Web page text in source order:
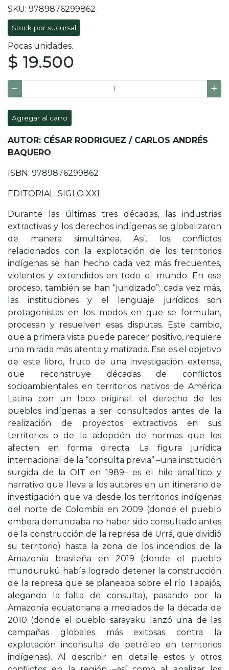
SKU: 9789876299862
Stock por sucursal
Pocas unidades.
$ 19.500
Agregar al carro
AUTOR: CÉSAR RODRIGUEZ / CARLOS ANDRÉS
BAQUERO
ISBN: 9789876299862
EDITORIAL: SIGLO XXI
Durante las últimas tres décadas, las industrias
extractivas y los derechos indígenas se globalizaron
de manera simultánea. Así, los conflictos
relacionados con la explotación de los territorios
indígenas se han hecho cada vez más frecuentes,
violentos y extendidos en todo el mundo. En ese
proceso, también se han “juridizado”: cada vez más,
las instituciones y el lenguaje jurídicos son
protagonistas en los modos en que se formulan,
procesan y resuelven esas disputas. Este cambio,
que a primera vista puede parecer positivo, requiere
una mirada más atenta y matizada. Ese es el objetivo
de este libro, fruto de una investigación extensa,
que reconstruye décadas de conflictos
socioambientales en territorios nativos de América
Latina con un foco original: el derecho de los
pueblos indígenas a ser consultados antes de la
realización de proyectos extractivos en sus
territorios o de la adopción de normas que los
afecten en forma directa. La figura jurídica
internacional de la “consulta previa” –una institución
surgida de la OIT en 1989– es el hilo analítico y
narrativo que lleva a los autores en un itinerario de
investigación que va desde los territorios indígenas
del norte de Colombia en 2009 (donde el pueblo
embera denunciaba no haber sido consultado antes
de la construcción de la represa de Urrá, que dividió
su territorio) hasta la zona de los incendios de la
Amazonía brasileña en 2019 (donde el pueblo
mundurukú había logrado detener la construcción
de la represa que se planeaba sobre el río Tapajós,
alegando la falta de consulta), pasando por la
Amazonía ecuatoriana a mediados de la década de
2010 (donde el pueblo sarayaku lanzó una de las
campañas globales más exitosas contra la
explotación inconsulta de petróleo en territorios
indígenas). Al describir en detalle estos y otros